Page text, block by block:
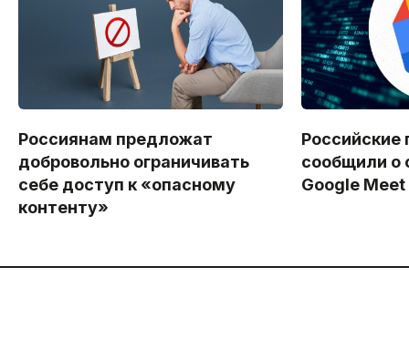
Россиянам предложат
добровольно ограничивать
себе доступ к «опасному
контенту»
Российские
сообщили о
Google Meet